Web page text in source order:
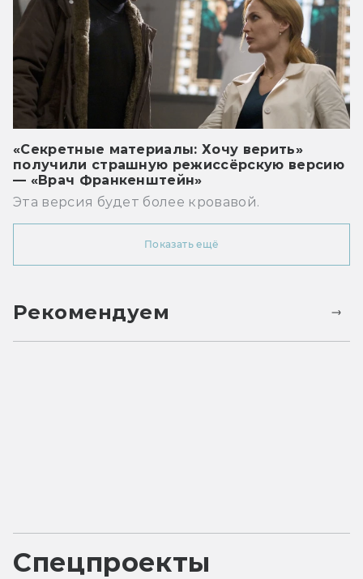
«Секретные материалы: Хочу верить»
получили страшную режиссёрскую версию
— «Врач Франкенштейн»
Эта версия будет более кровавой.
Показать ещё
Рекомендуем
Спецпроекты